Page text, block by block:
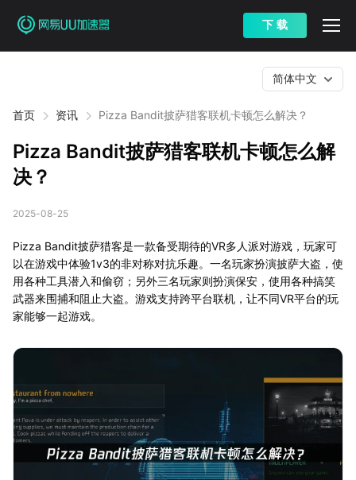
下 载
首页 资讯 Pizza Bandit披萨猎客联机卡顿怎么解决？
简体中文
Pizza Bandit披萨猎客联机卡顿怎么解
决？
2025-08-25
Pizza Bandit披萨猎客是一款备受期待的VR多人派对游戏，玩家可
以在游戏中体验1v3的非对称对抗乐趣。一名玩家扮演披萨大盗，使
用各种工具潜入和偷窃；另外三名玩家则扮演保安，使用各种搞笑
武器来围捕和阻止大盗。游戏支持跨平台联机，让不同VR平台的玩
家能够一起游戏。